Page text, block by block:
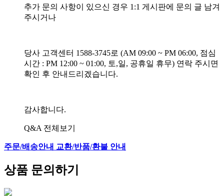
추가 문의 사항이 있으신 경우 1:1 게시판에 문의 글 남겨
주시거나
당사 고객센터 1588-3745로 (AM 09:00 ~ PM 06:00, 점심
시간 : PM 12:00 ~ 01:00, 토,일, 공휴일 휴무) 연락 주시면
확인 후 안내드리겠습니다.
감사합니다.
Q&A 전체보기
주문/배송안내 교환/반품/환불 안내
상품 문의하기